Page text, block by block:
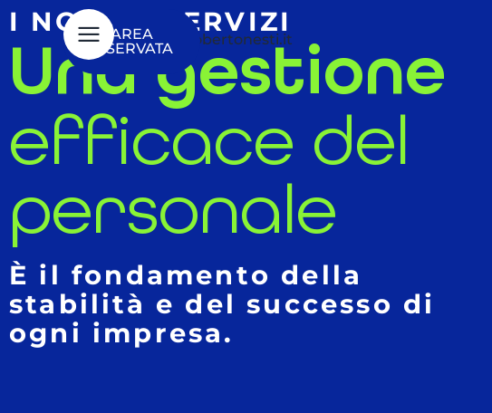
0721
413793
info@robertonesti.it
AREA
RISERVATA
I NOSTRI SERVIZI
Una gestione
efficace del
personale
È il fondamento della
stabilità e del successo di
ogni impresa.